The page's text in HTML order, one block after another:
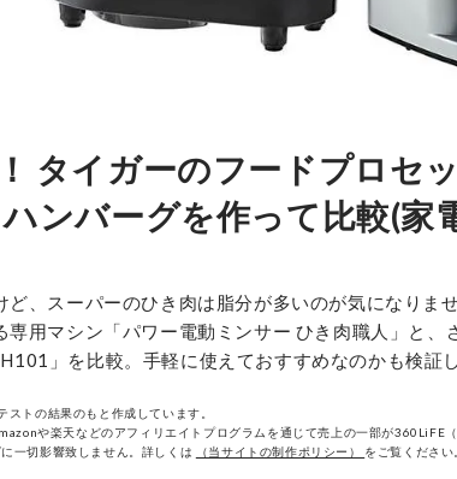
タイガーのフードプロセ
ンバーグを作って比較(家
ど、スーパーのひき肉は脂分が多いのが気になりま
専用マシン「パワー電動ミンサー ひき肉職人」と
」を比較。手軽に使えておすすめなのかも検証し
トの結果のもと作成しています。
や楽天などのアフィリエイトプログラムを通じて売上の一部が360LiFE（
一切影響致しません。詳しくは
（当サイトの制作ポリシー） をご覧ください